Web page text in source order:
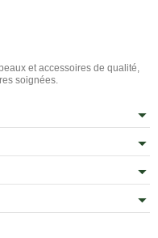
et accessoires de qualité,
soignées.